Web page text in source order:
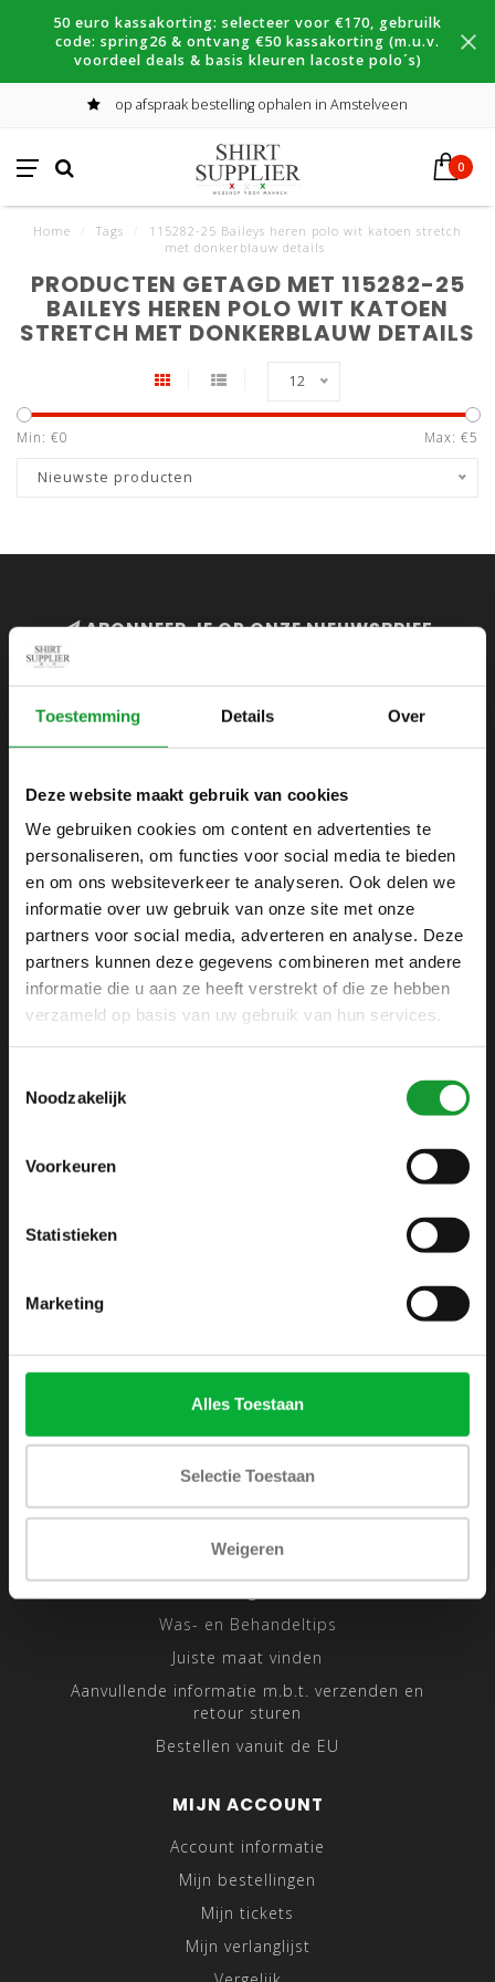
Toestemming Details Over
Deze website maakt gebruik van cookies
We gebruiken cookies om content en advertenties te
personaliseren, om functies voor social media te bieden
en om ons websiteverkeer te analyseren. Ook delen we
informatie over uw gebruik van onze site met onze
partners voor social media, adverteren en analyse. Deze
partners kunnen deze gegevens combineren met andere
informatie die u aan ze heeft verstrekt of die ze hebben
verzameld op basis van uw gebruik van hun services.
Noodzakelijk
Voorkeuren
Statistieken
Marketing
Alles Toestaan
Selectie Toestaan
Weigeren
50 euro kassakorting: selecteer voor €170, gebruilk
code: spring26 & ontvang €50 kassakorting (m.u.v.
voordeel deals & basis kleuren lacoste polo´s)
op afspraak bestelling ophalen in Amstelveen
0
Home Tags
115282-25 Baileys heren polo wit katoen stretch
met donkerblauw details
PRODUCTEN GETAGD MET 115282-25
BAILEYS HEREN POLO WIT KATOEN
STRETCH MET DONKERBLAUW DETAILS
12
Min: €0 Max: €5
Nieuwste producten
ABONNEER JE OP ONZE NIEUWSBRIEF
en blijf op de hoogte van onze acties en laatste
Webshop voor mannen
Zijlijnstraat 24
1433 DC
Kudelstaart
+31 6 42 52 32 80
+31 6 42 52 32 80
Algemene voorwaarden
Disclaimer
Klantenservice
Sitemap
Was- en Behandeltips
Juiste maat vinden
Aanvullende informatie m.b.t. verzenden en
retour sturen
Bestellen vanuit de EU
MIJN ACCOUNT
Account informatie
Mijn bestellingen
Mijn tickets
Mijn verlanglijst